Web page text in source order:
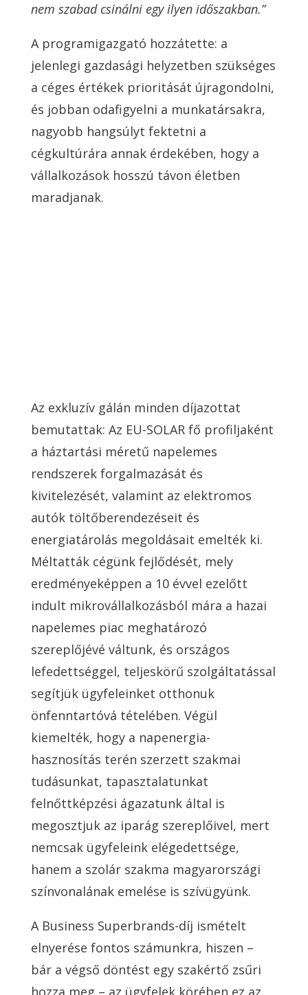
nem szabad csinálni egy ilyen időszakban.”
A programigazgató hozzátette: a
jelenlegi gazdasági helyzetben szükséges
a céges értékek prioritását újragondolni,
és jobban odafigyelni a munkatársakra,
nagyobb hangsúlyt fektetni a
cégkultúrára annak érdekében, hogy a
vállalkozások hosszú távon életben
maradjanak.
Az exkluzív gálán minden díjazottat
bemutattak: Az EU-SOLAR fő profiljaként
a háztartási méretű napelemes
rendszerek forgalmazását és
kivitelezését, valamint az elektromos
autók töltőberendezéseit és
energiatárolás megoldásait emelték ki.
Méltatták cégünk fejlődését, mely
eredményeképpen a 10 évvel ezelőtt
indult mikrovállalkozásból mára a hazai
napelemes piac meghatározó
szereplőjévé váltunk, és országos
lefedettséggel, teljeskörű szolgáltatással
segítjük ügyfeleinket otthonuk
önfenntartóvá tételében. Végül
kiemelték, hogy a napenergia-
hasznosítás terén szerzett szakmai
tudásunkat, tapasztalatunkat
felnőttképzési ágazatunk által is
megosztjuk az iparág szereplőivel, mert
nemcsak ügyfeleink elégedettsége,
hanem a szolár szakma magyarországi
színvonalának emelése is szívügyünk.
A Business Superbrands-díj ismételt
elnyerése fontos számunkra, hiszen –
bár a végső döntést egy szakértő zsűri